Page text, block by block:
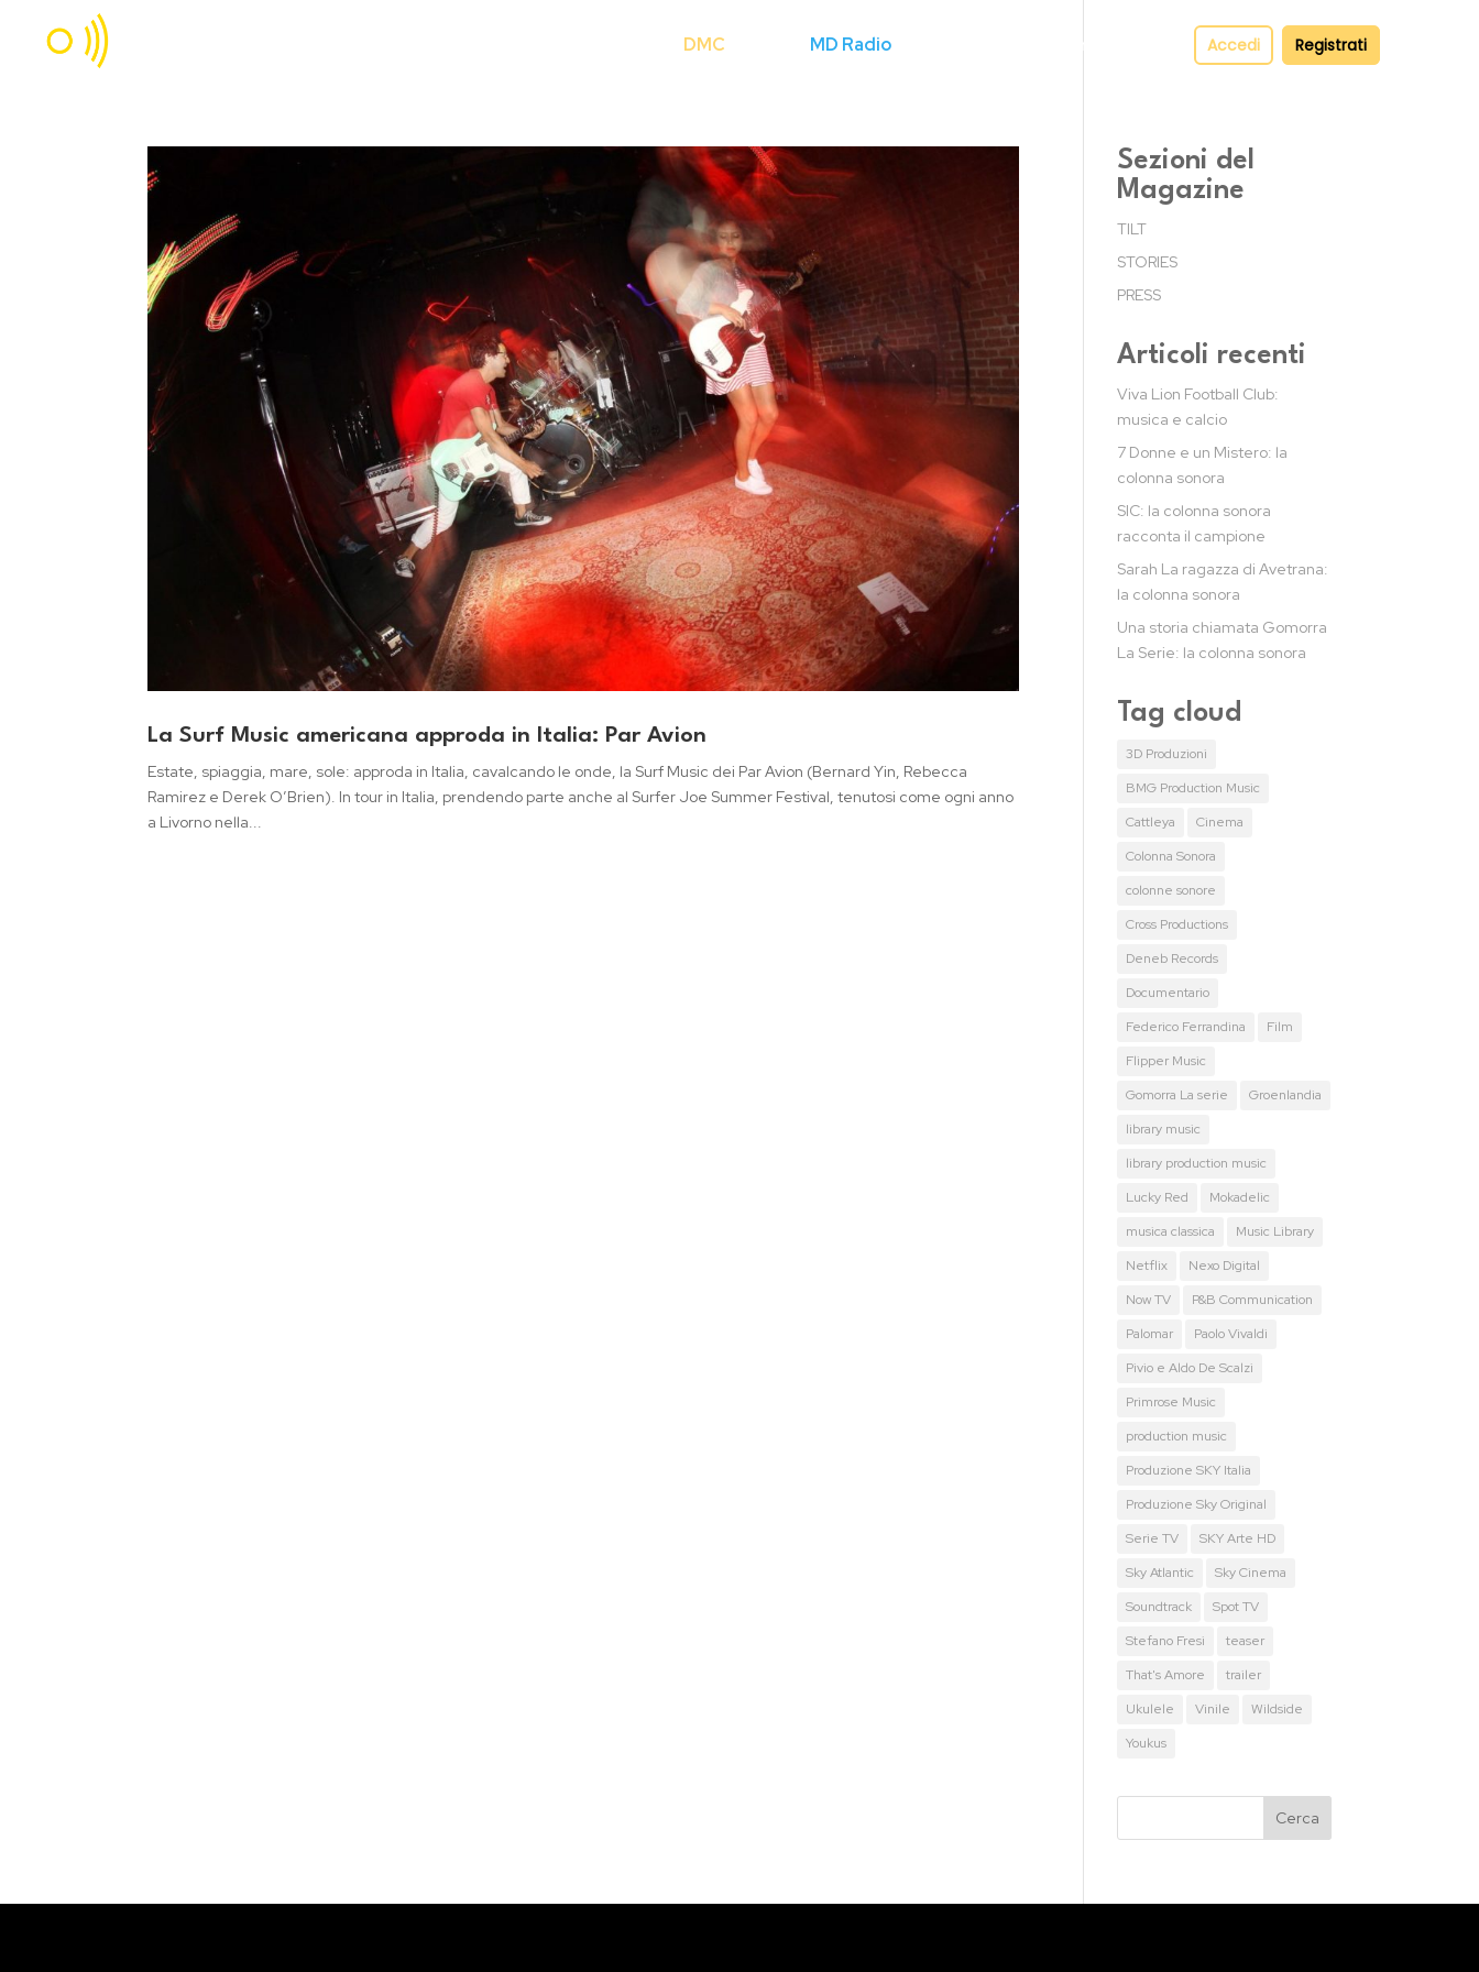
DMC MD Radio Contatti Accedi Registrati
La Surf Music americana approda in Italia: Par Avion
Estate, spiaggia, mare, sole: approda in Italia, cavalcando le onde, la Surf Music dei Par Avion (Bernard Yin, Rebecca
Ramirez e Derek O’Brien). In tour in Italia, prendendo parte anche al Surfer Joe Summer Festival, tenutosi come ogni anno
a Livorno nella...
Sezioni del
Magazine
TILT
STORIES
PRESS
Articoli recenti
Viva Lion Football Club:
musica e calcio
7 Donne e un Mistero: la
colonna sonora
SIC: la colonna sonora
racconta il campione
Sarah La ragazza di Avetrana:
la colonna sonora
Una storia chiamata Gomorra
La Serie: la colonna sonora
Tag cloud
3D Produzioni
BMG Production Music
Cattleya
Cinema
Colonna Sonora
colonne sonore
Cross Productions
Deneb Records
Documentario
Federico Ferrandina
Film
Flipper Music
Gomorra La serie
Groenlandia
library music
library production music
Lucky Red
Mokadelic
musica classica
Music Library
Netflix
Nexo Digital
Now TV
P&B Communication
Palomar
Paolo Vivaldi
Pivio e Aldo De Scalzi
Primrose Music
production music
Produzione SKY Italia
Produzione Sky Original
Serie TV
SKY Arte HD
Sky Atlantic
Sky Cinema
Soundtrack
Spot TV
Stefano Fresi
teaser
That's Amore
trailer
Ukulele
Vinile
Wildside
Youkus